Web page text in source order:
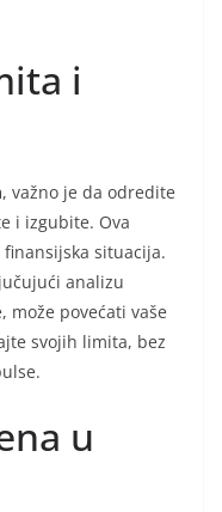
i
, važno je da odredite
i izgubite. Ova
finansijska situacija.
analizu
može povećati vaše
svojih limita, bez
u